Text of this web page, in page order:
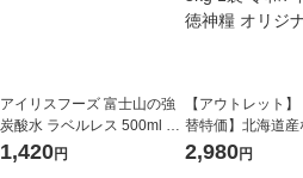
アイリスフーズ 富士山の強
炭酸水 ラベルレス 500ml 1
箱（24本入）
1,420円
【アウトレット
替特価】北海道産
し 無洗米 5kg 1袋
米 木徳神糧 オリ
2,980円